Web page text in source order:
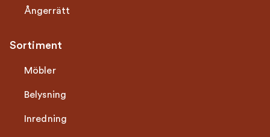
Ångerrätt
Sortiment
Möbler
Belysning
Inredning